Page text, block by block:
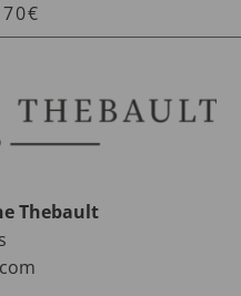
70€
Thebault